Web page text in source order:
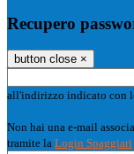
Recupero
button close ×
all'indirizzo indicato con
Non hai una e-mail
tramite la Login Spaggiari